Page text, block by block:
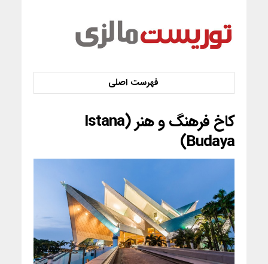
کاخ فرهنگ و هنر (Istana
Budaya)